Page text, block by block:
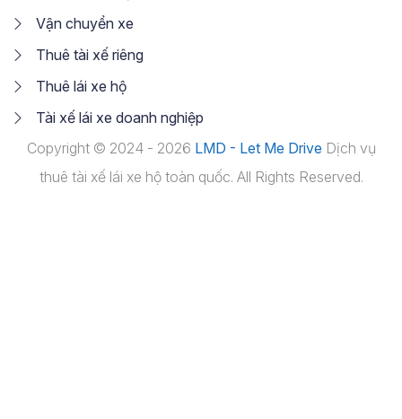
Vận chuyển xe
Thuê tài xế riêng
Thuê lái xe hộ
Tài xế lái xe doanh nghiệp
Copyright © 2024 - 2026 LMD - Let Me Drive Dịch vụ
thuê tài xế lái xe hộ toàn quốc. All Rights Reserved.